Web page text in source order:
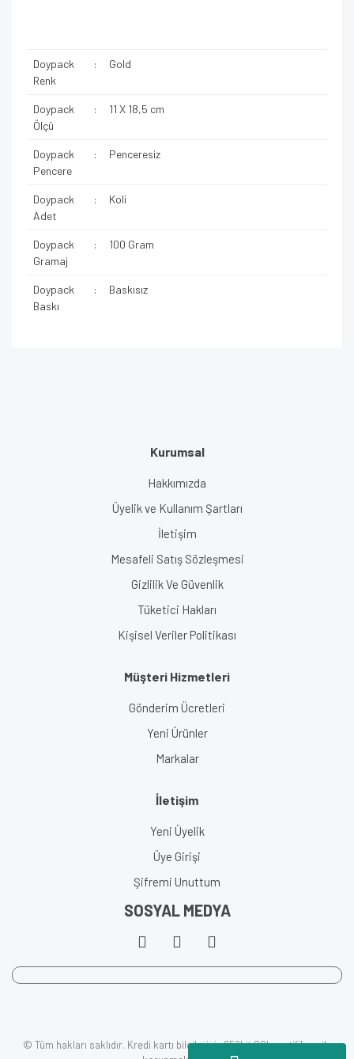
Doypack
Renk
: Gold
Doypack
Ölçü
: 11 X 18,5 cm
Doypack
Pencere
: Penceresiz
Doypack
Adet
: Koli
Doypack
Gramaj
: 100 Gram
Doypack
Baskı
: Baskısız
Kurumsal
Hakkımızda
Üyelik ve Kullanım Şartları
İletişim
Mesafeli Satış Sözleşmesi
Gizlilik Ve Güvenlik
Tüketici Hakları
Kişisel Veriler Politikası
Müşteri Hizmetleri
Gönderim Ücretleri
Yeni Ürünler
Markalar
İletişim
Yeni Üyelik
Üye Girişi
Şifremi Unuttum
SOSYAL MEDYA
© Tüm hakları saklıdır. Kredi kartı bilgileriniz 256bit SSL sertifikası ile